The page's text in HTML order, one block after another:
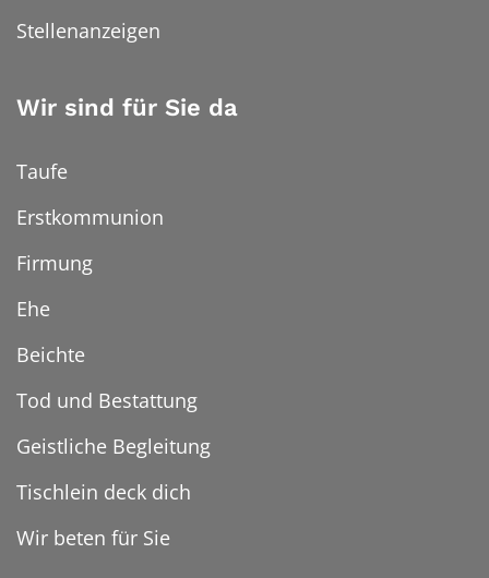
Stellenanzeigen
Wir sind für Sie da
Taufe
Erstkommunion
Firmung
Ehe
Beichte
Tod und Bestattung
Geistliche Begleitung
Tischlein deck dich
Wir beten für Sie